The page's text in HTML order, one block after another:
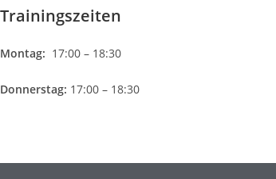
Trainingszeiten
Montag: 17:00 – 18:30
Donnerstag: 17:00 – 18:30